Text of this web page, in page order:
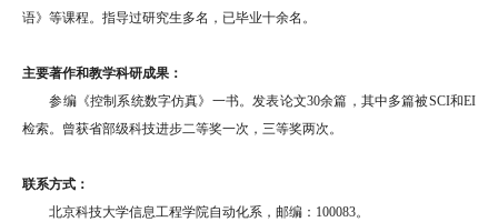
语》等课程。指导过研究生多名，已毕业十余名。
主要著作和教学科研成果：
参编《控制系统数字仿真》一书。发表论文30余篇，其中多篇被SCI和EI
检索。曾获省部级科技进步二等奖一次，三等奖两次。
联系方式：
北京科技大学信息工程学院自动化系，邮编：100083。